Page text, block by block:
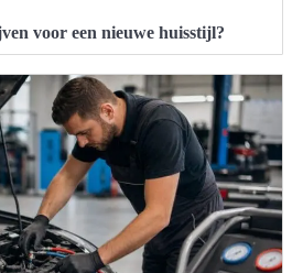
voor een nieuwe huisstijl?